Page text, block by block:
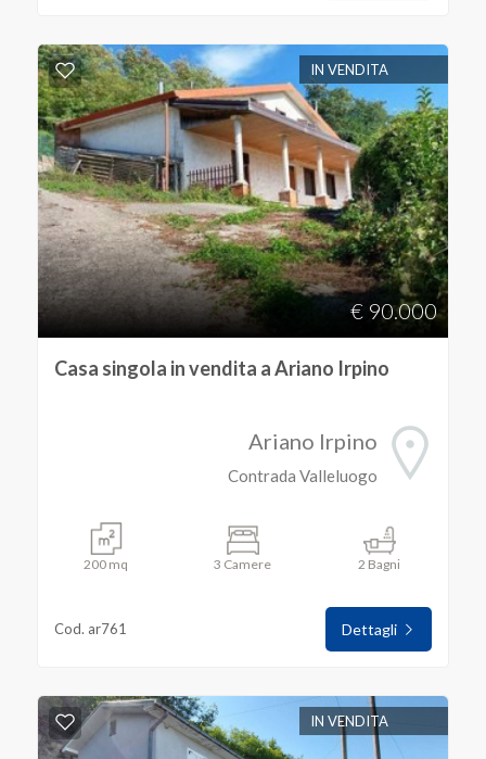
IN VENDITA
€ 90.000
Casa singola in vendita a Ariano Irpino
Ariano Irpino
Contrada Valleluogo
200 mq 3 Camere 2 Bagni
Cod. ar761 Dettagli
IN VENDITA